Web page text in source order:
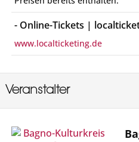
- Online-Tickets |
www.localticketing.de
Veranstalter